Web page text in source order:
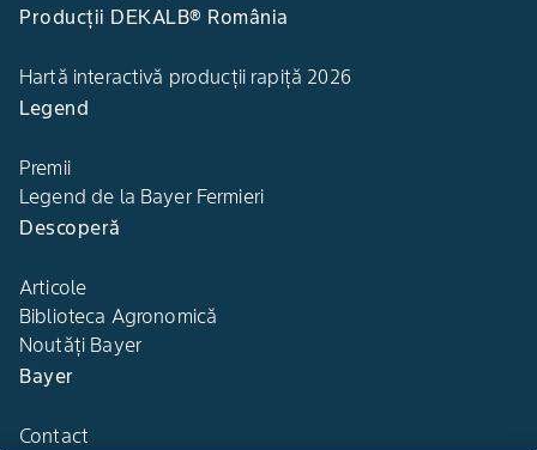
Producții DEKALB® România
Hartă interactivă producții rapiță 2026
Legend
Premii
Legend de la Bayer Fermieri
Descoperă
Articole
Biblioteca Agronomică
Noutăți Bayer
Bayer
Contact